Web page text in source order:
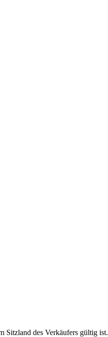
Sitzland des Verkäufers gültig ist.